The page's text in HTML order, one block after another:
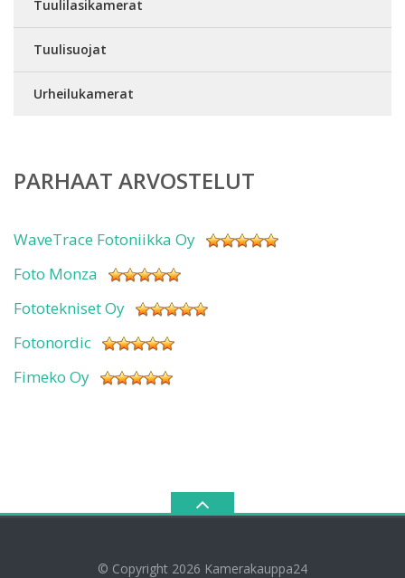
Tuulilasikamerat
Tuulisuojat
Urheilukamerat
PARHAAT ARVOSTELUT
WaveTrace Fotoniikka Oy
Foto Monza
Fototekniset Oy
Fotonordic
Fimeko Oy
© Copyright 2026 Kamerakauppa24